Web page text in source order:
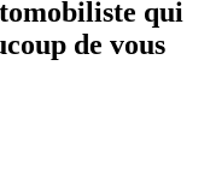
qui
de vous